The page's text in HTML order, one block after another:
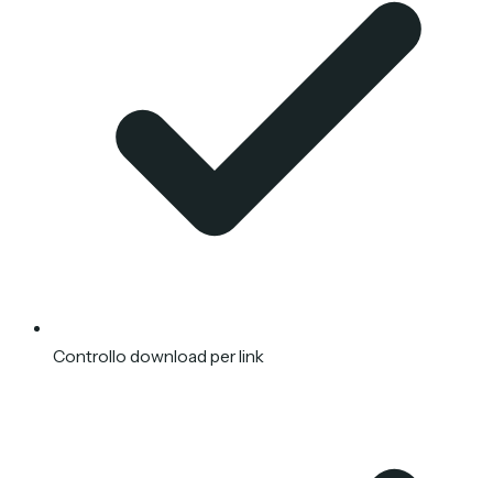
Controllo download per link